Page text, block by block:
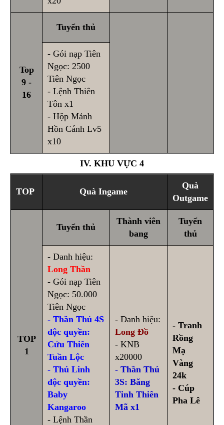
Top
9 -
16
Tuyển thủ
- Gói nạp Tiên
Ngọc: 2500
Tiên Ngọc
- Lệnh Thiên
Tôn x1
- Hộp Mảnh
Hồn Cánh Lv5
x10
IV. KHU VỰC 4
TOP Quà Ingame
Quà
Outgame
TOP
1
Tuyển thủ
Thành viên
bang
Tuyển
thủ
- Danh hiệu:
Long Thần
- Gói nạp Tiên
Ngọc: 50.000
Tiên Ngọc
- Thần Thú 4S
độc quyền:
Cửu Thiên
Tuần Lộc
- Thú Linh
độc quyền:
Baby
Kangaroo
- Lệnh Thần
- Danh hiệu:
Long Đồ
- KNB
x20000
- Thần Thú
3S: Băng
Tinh Thiên
Mã x1
- Tranh
Rồng
Mạ
Vàng
24k
- Cúp
Pha Lê